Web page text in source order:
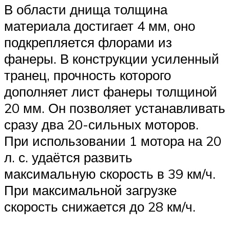
В области днища толщина
материала достигает 4 мм, оно
подкрепляется флорами из
фанеры. В конструкции усиленный
транец, прочность которого
дополняет лист фанеры толщиной
20 мм. Он позволяет устанавливать
сразу два 20-сильных моторов.
При использовании 1 мотора на 20
л. с. удаётся развить
максимальную скорость в 39 км/ч.
При максимальной загрузке
скорость снижается до 28 км/ч.